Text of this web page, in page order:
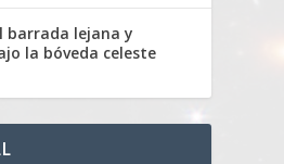
barrada lejana y
la bóveda celeste